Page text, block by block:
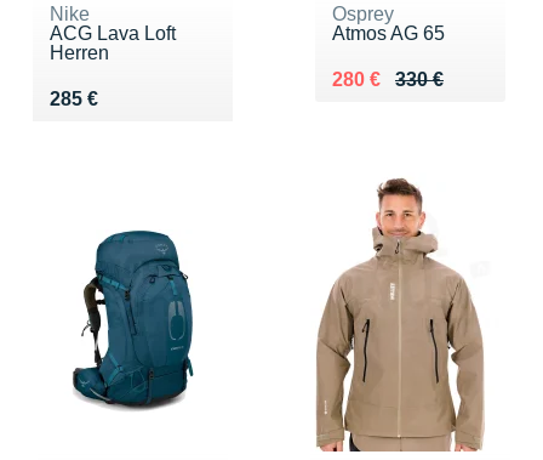
Nike
ACG Lava Loft
Herren
285 €
Vendu 285 €
Osprey
Atmos AG 65
330 €
Au lieu de 330 €
280 €
Vendu 280 €